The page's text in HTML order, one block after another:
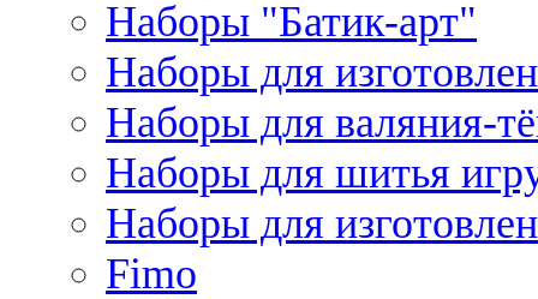
Наборы "Батик-арт"
Наборы для
Наборы для валяния-
Наборы для шитья
Наборы для
Fimo